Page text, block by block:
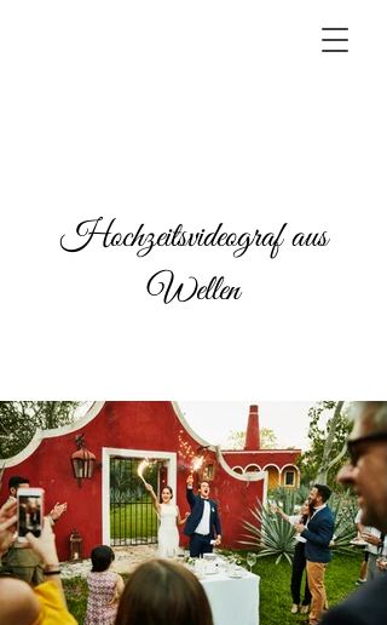
Hochzeitsvideograf aus
Wellen